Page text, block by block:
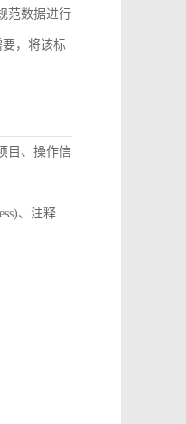
范数据进行
，将该标
目、操作信
、注释